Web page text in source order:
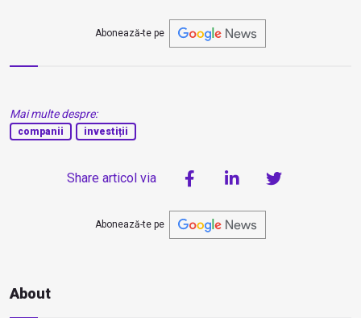
Abonează-te pe
Mai multe despre:
companii investiții
Share articol via
Abonează-te pe
About